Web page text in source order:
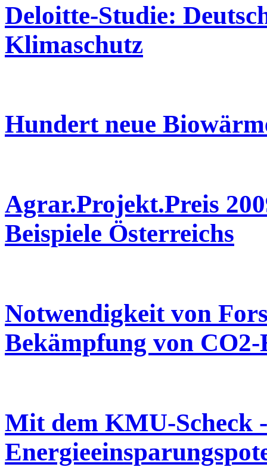
Deloitte-Studie:
Klimaschutz
Hundert neue
Agrar.Projekt.Preis
Beispiele Österreichs
Notwendigkeit von
Bekämpfung von CO2-
Mit dem KMU-Scheck -